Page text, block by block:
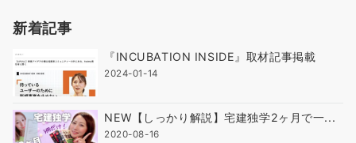
新着記事
『INCUBATION INSIDE』取材記事掲載
2024-01-14
NEW【しっかり解説】宅建独学2ヶ月で一...
2020-08-16